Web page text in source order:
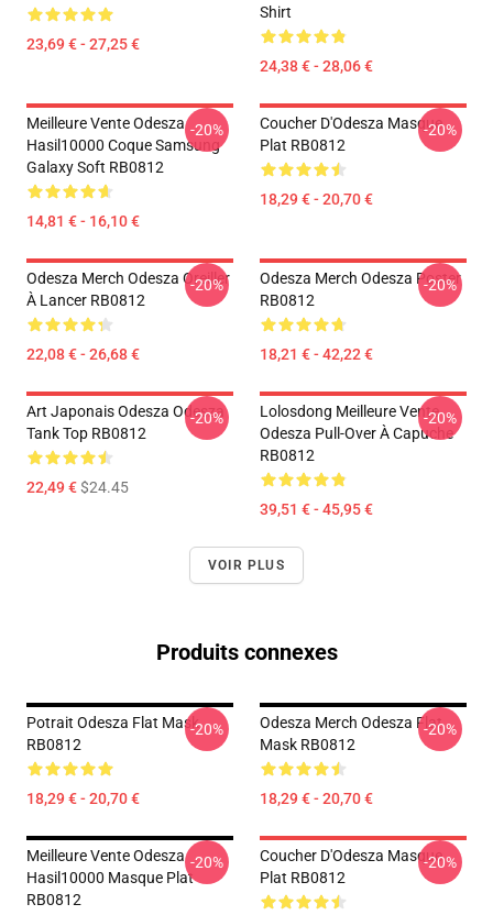
23,69 € - 27,25 €
Shirt
24,38 € - 28,06 €
Meilleure Vente Odesza
Hasil10000 Coque Samsung
Galaxy Soft RB0812
14,81 € - 16,10 €
-20%
Coucher D'Odesza Masque
Plat RB0812
18,29 € - 20,70 €
-20%
Odesza Merch Odesza Oreiller
À Lancer RB0812
22,08 € - 26,68 €
-20%
Odesza Merch Odesza Poster
RB0812
18,21 € - 42,22 €
-20%
Art Japonais Odesza Odesza
Tank Top RB0812
22,49 €$24.45
-20%
Lolosdong Meilleure Vente
Odesza Pull-Over À Capuche
RB0812
39,51 € - 45,95 €
-20%
VOIR PLUS
Produits connexes
Potrait Odesza Flat Mask
RB0812
18,29 € - 20,70 €
-20%
Odesza Merch Odesza Flat
Mask RB0812
18,29 € - 20,70 €
-20%
Meilleure Vente Odesza
Hasil10000 Masque Plat
RB0812
-20%
Coucher D'Odesza Masque
Plat RB0812
-20%